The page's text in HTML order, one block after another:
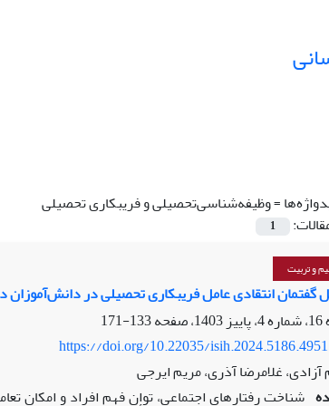
=وظیفه‌شناسی‌تحصیلی و فریبکاری تحصیلی
1
و تربیت
گفتمان انتقادی عامل فریبکاری تحصیلی در
133-171
https://doi.org/10.22035/isih.2024.5186.4951
آزادی، غلامرضا آذری، مریم ایرجی
شناخت رفتارهای اجتماعی، توان فهم افراد و امکان